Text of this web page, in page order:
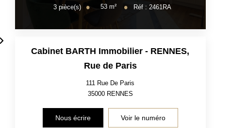
3 pièce(s) 53 m² Réf : 2461RA
Cabinet BARTH Immobilier - RENNES,
Rue de Paris
111 Rue De Paris
35000 RENNES
Nous écrire Voir le numéro